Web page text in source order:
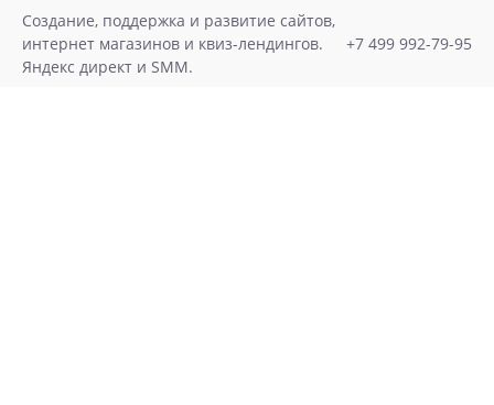
Skip
content
Создание, поддержка и развитие сайтов,
интернет магазинов и квиз-лендингов.
Яндекс директ и SMM.
+7 499 992-79-95